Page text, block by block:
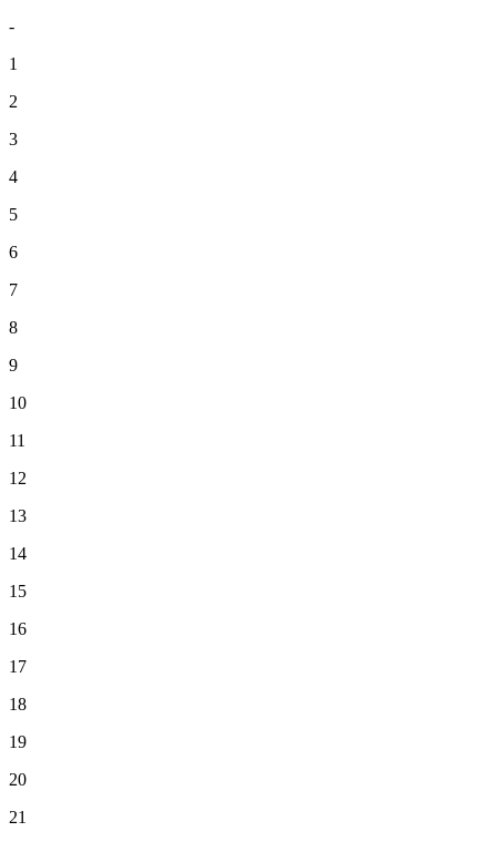
-
1
2
3
4
5
6
7
8
9
10
11
12
13
14
15
16
17
18
19
20
21